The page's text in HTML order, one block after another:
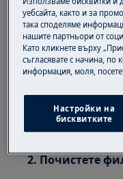
време според
Времето на
твърде
облеклото
избрания
2. Почистете
уебсайта, както и за
така споделяме
нашите партньори от
Като кликнете върху
съгласявате с начина, по
информация, моля,
Настройки на
бисквитките